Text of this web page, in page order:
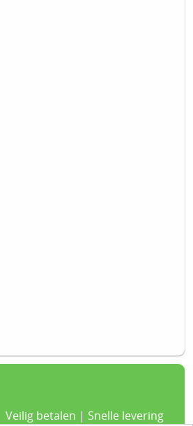
Veilig betalen | Snelle levering